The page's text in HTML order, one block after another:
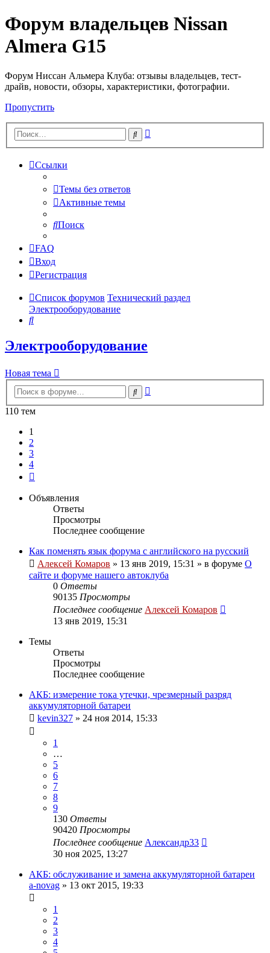
Форум владельцев Nissan
Almera G15
Форум Ниссан Альмера Клуба: отзывы владельцев, тест-
драйв, новости, обзоры, характеристики, фотографии.
Пропустить
Поиск
Ссылки
Темы без ответов
Активные темы
Поиск
FAQ
Вход
Регистрация
Список форумов Технический раздел
Электрооборудование
Поиск
Электрооборудование
Новая тема
Поиск
110 тем
1
2
3
4
Объявления
Ответы
Просмотры
Последнее сообщение
Как поменять язык форума с английского на русский
Алексей Комаров » 13 янв 2019, 15:31 » в форуме О
сайте и форуме нашего автоклуба
0 Ответы
90135 Просмотры
Последнее сообщение Алексей Комаров
13 янв 2019, 15:31
Темы
Ответы
Просмотры
Последнее сообщение
АКБ: измерение тока утечки, чрезмерный разряд
аккумуляторной батареи
kevin327 » 24 ноя 2014, 15:33
1
…
5
6
7
8
9
130 Ответы
90420 Просмотры
Последнее сообщение Александр33
30 ноя 2025, 13:27
АКБ: обслуживание и замена аккумуляторной батареи
a-novag » 13 окт 2015, 19:33
1
2
3
4